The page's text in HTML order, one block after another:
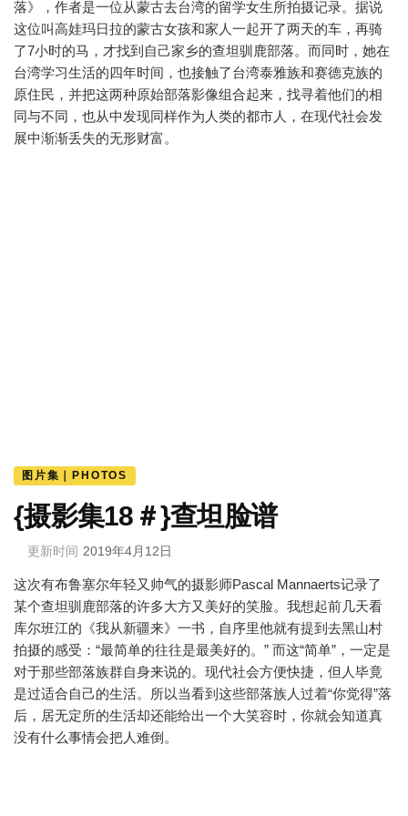
落》，作者是一位从蒙古去台湾的留学女生所拍摄记录。据说
这位叫高娃玛日拉的蒙古女孩和家人一起开了两天的车，再骑
了7小时的马，才找到自己家乡的查坦驯鹿部落。而同时，她在
台湾学习生活的四年时间，也接触了台湾泰雅族和赛德克族的
原住民，并把这两种原始部落影像组合起来，找寻着他们的相
同与不同，也从中发现同样作为人类的都市人，在现代社会发
展中渐渐丢失的无形财富。
图片集｜PHOTOS
{摄影集18＃}查坦脸谱
更新时间 2019年4月12日
这次有布鲁塞尔年轻又帅气的摄影师Pascal Mannaerts记录了
某个查坦驯鹿部落的许多大方又美好的笑脸。我想起前几天看
库尔班江的《我从新疆来》一书，自序里他就有提到去黑山村
拍摄的感受：“最简单的往往是最美好的。” 而这“简单”，一定是
对于那些部落族群自身来说的。现代社会方便快捷，但人毕竟
是过适合自己的生活。所以当看到这些部落族人过着“你觉得”落
后，居无定所的生活却还能给出一个大笑容时，你就会知道真
没有什么事情会把人难倒。